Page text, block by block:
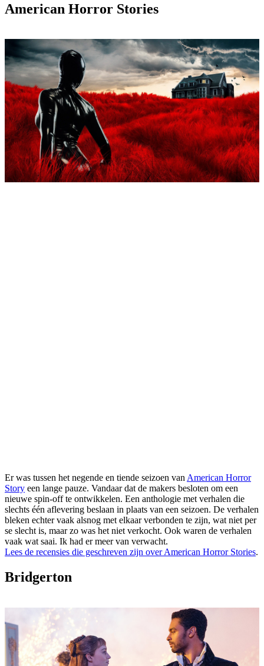
American Horror Stories
Er was tussen het negende en tiende seizoen vanAmerican Horror
Story een lange pauze. Vandaar dat de makers besloten om een
nieuwe spin-off te ontwikkelen. Een anthologie met verhalen die
slechts één aflevering beslaan in plaats van een seizoen. De verhalen
bleken echter vaak alsnog met elkaar verbonden te zijn, wat niet per
se slecht is, maar zo was het niet verkocht. Ook waren de verhalen
vaak wat saai. Ik had er meer van verwacht.
Lees de recensies die geschreven zijn over American Horror Stories.
Bridgerton